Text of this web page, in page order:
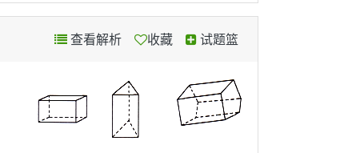
查看解析 收藏 试题篮